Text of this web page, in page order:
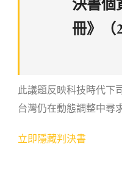
決書個
冊》（
此議題反映科技時代下
台灣仍在動態調整中尋
立即隱藏判決書